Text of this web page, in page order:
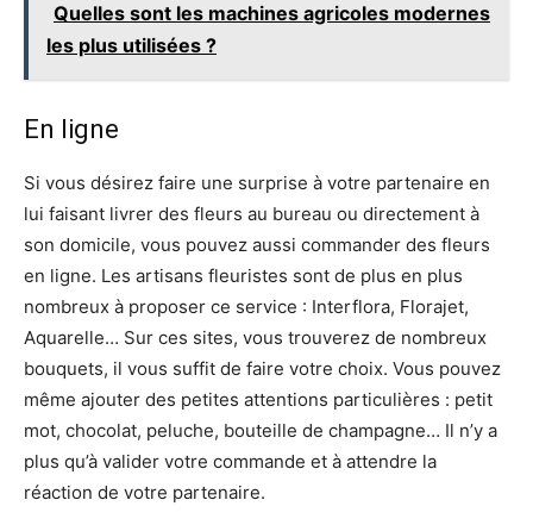
Quelles sont les machines agricoles modernes
les plus utilisées ?
En ligne
Si vous désirez faire une surprise à votre partenaire en
lui faisant livrer des fleurs au bureau ou directement à
son domicile, vous pouvez aussi commander des fleurs
en ligne. Les artisans fleuristes sont de plus en plus
nombreux à proposer ce service : Interflora, Florajet,
Aquarelle… Sur ces sites, vous trouverez de nombreux
bouquets, il vous suffit de faire votre choix. Vous pouvez
même ajouter des petites attentions particulières : petit
mot, chocolat, peluche, bouteille de champagne… Il n’y a
plus qu’à valider votre commande et à attendre la
réaction de votre partenaire.